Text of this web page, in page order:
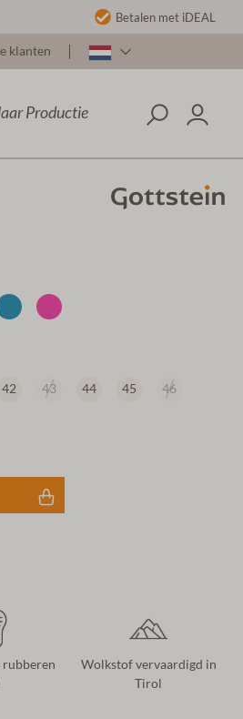
Betalen met iDEAL
klanten
Productie
42 43 44 45 46
Wolkstof vervaardigd in
Tirol